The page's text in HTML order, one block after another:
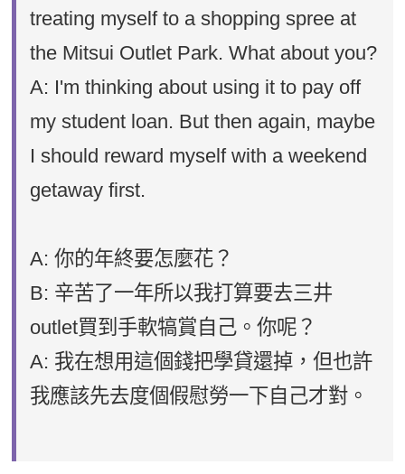
treating myself to a shopping spree at
the Mitsui Outlet Park. What about you?
A: I'm thinking about using it to pay off
my student loan. But then again, maybe
I should reward myself with a weekend
getaway first.
A: 你的年終要怎麼花？
B: 辛苦了一年所以我打算要去三井
outlet買到手軟犒賞自己。你呢？
A: 我在想用這個錢把學貸還掉，但也許
我應該先去度個假慰勞一下自己才對。